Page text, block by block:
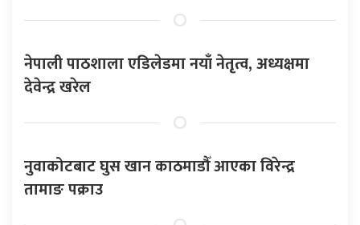
नेपाली पाठशाला एडिलेडमा नयाँ नेतृत्व, अध्यक्षमा
देवेन्द्र खरेल
नुवाकोटबाट घुस खान काठमाडौँ आएका विरेन्द्र
तामाङ पक्राउ